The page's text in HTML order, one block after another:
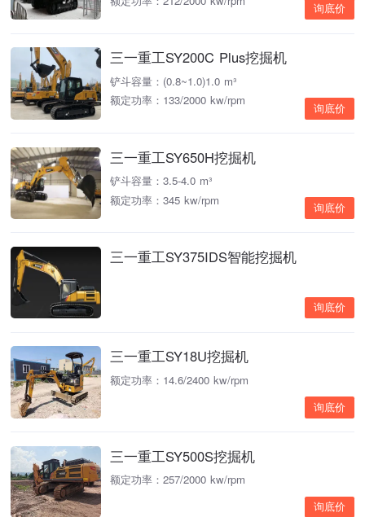
询底价
三一重工SY200C Plus挖掘机
铲斗容量：(0.8~1.0)1.0 m³
额定功率：133/2000 kw/rpm
询底价
三一重工SY650H挖掘机
铲斗容量：3.5-4.0 m³
额定功率：345 kw/rpm
询底价
三一重工SY375IDS智能挖掘机
询底价
三一重工SY18U挖掘机
额定功率：14.6/2400 kw/rpm
询底价
三一重工SY500S挖掘机
额定功率：257/2000 kw/rpm
询底价